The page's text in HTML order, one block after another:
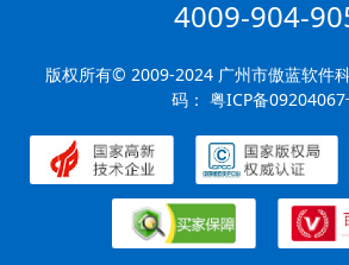
4009-904-
版权所有© 2009-2024 广州市傲蓝软件
码： 粤ICP备